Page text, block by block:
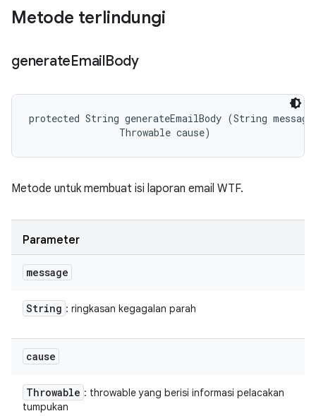
Metode terlindungi
generateEmailBody
protected String generateEmailBody (String
                Throwable cause)
Metode untuk membuat isi laporan email WTF.
Parameter
message
String : ringkasan kegagalan parah
cause
Throwable : throwable yang berisi informasi pelacakan
tumpukan